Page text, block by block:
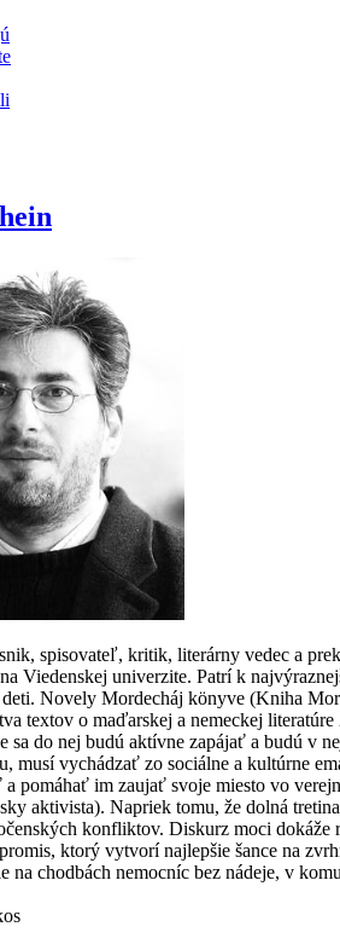
spisovateľ, kritik, literárny vedec a
Viedenskej univerzite. Patrí k
Novely Mordecháj könyve (Kniha
textov o maďarskej a nemeckej
sa do nej budú aktívne zapájať a budú v
musí vychádzať zo sociálne a kultúrne
pomáhať im zaujať svoje miesto vo
aktivista). Napriek tomu, že dolná
konfliktov. Diskurz moci
ktorý vytvorí najlepšie šance na
na chodbách nemocníc bez nádeje, v